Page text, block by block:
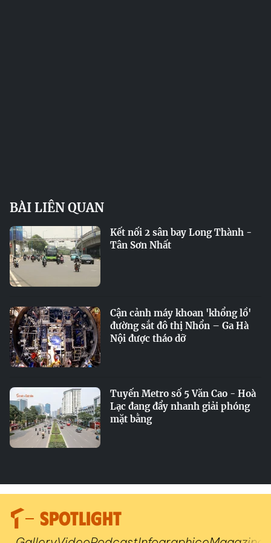
BÀI LIÊN QUAN
Kết nối 2 sân bay Long Thành -
Tân Sơn Nhất
Cận cảnh máy khoan 'khổng lồ'
đường sắt đô thị Nhổn – Ga Hà
Nội được tháo dỡ
Tuyến Metro số 5 Văn Cao - Hoà
Lạc đang đẩy nhanh giải phóng
mặt bằng
SPOTLIGHT